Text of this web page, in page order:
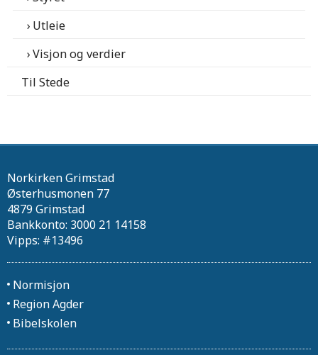
Utleie
Visjon og verdier
Til Stede
Norkirken Grimstad
Østerhusmonen 77
4879 Grimstad
Bankkonto: 3000 21 14158
Vipps: #13496
Normisjon
Region Agder
Bibelskolen